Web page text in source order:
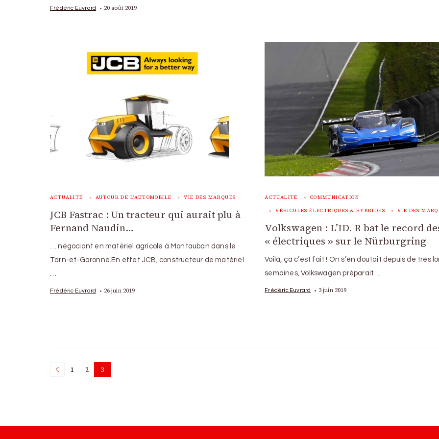
Frédéric Euvrard 20 août 2019
ACTUALITÉ AUTOUR DE L'AUTOMOBILE VIE DES MARQUES
JCB Fastrac : Un tracteur qui aurait plu à
Fernand Naudin…
… négociant en matériel agricole à Montauban dans le
Tarn-et-Garonne.En effet JCB, constructeur de matériel
…
Frédéric Euvrard 26 juin 2019
ACTUALITÉ COMMUNICATION
VÉHICULES ÉLECTRIQUES & HYBRIDES VIE DES
Volkswagen : L’ID. R bat le record
« électriques » sur le Nürburgring
Voilà, ça c’est fait ! On s’en doutait depuis de très
semaines, Volkswagen préparait …
Frédéric Euvrard 3 juin 2019
Posts
Page
1 Page
2 Page
3